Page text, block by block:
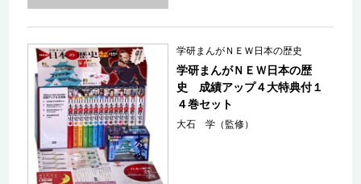
学研まんがＮＥＷ日本の歴史
学研まんがＮＥＷ日本の歴
史 成績アップ４大特典付１
４巻セット
大石 学（監修）